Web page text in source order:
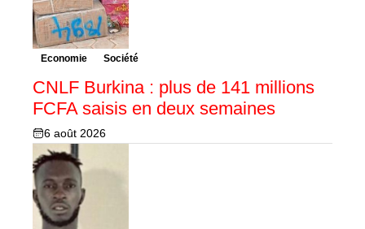
Economie Société
CNLF Burkina : plus de 141 millions
FCFA saisis en deux semaines
6 août 2026